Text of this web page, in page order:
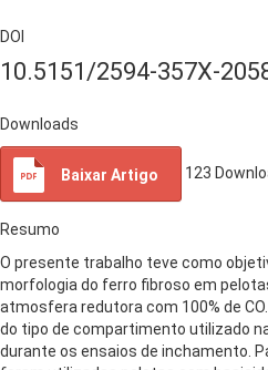
DOI
10.5151/2594-357X-
Downloads
Baixar Artigo 123
Resumo
O presente trabalho teve como
morfologia do ferro fibroso em
atmosfera redutora com 100% de
do tipo de compartimento utilizado
durante os ensaios de inchamento.